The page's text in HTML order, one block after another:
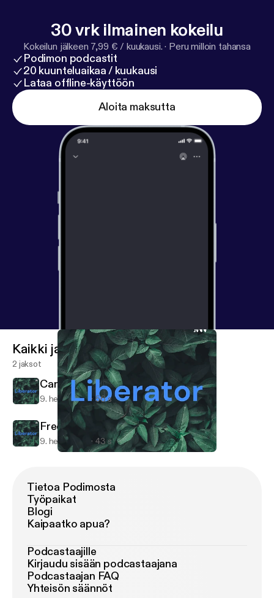
30 vrk ilmainen kokeilu
Kokeilun jälkeen 7,99 € / kuukausi. · Peru milloin tahansa
Podimon podcastit
20 kuunteluaikaa / kuukausi
Lataa offline-käyttöön
Aloita maksutta
Kaikki jaksot
2 jaksot
Can't sleep?
9. helmi 2021 56 s
Free Speech
9. helmi 2021 43 s
Tietoa Podimosta
Työpaikat
Blogi
Kaipaatko apua?
Podcastaajille
Kirjaudu sisään podcastaajana
Podcastaajan FAQ
Yhteisön säännöt